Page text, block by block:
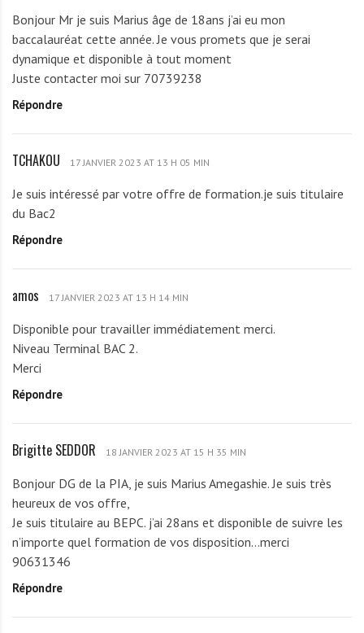
.
A
m
é
R
O
U
Z
I
a
i
u
s
Bonjour Mr je suis Marius âge de 18ans j’ai eu mon
baccalauréat cette année. Je vous promets que je serai
dynamique et disponible à tout moment
Juste contacter moi sur 70739238
Répondre
T
H
A
K
TCHAKOU 17 JANVIER 2023 AT 13 H 05 MIN
Je suis intéressé par votre offre de formation.je suis titulaire
du Bac2
Répondre
a
o
s
amos 17 JANVIER 2023 AT 13 H 14 MIN
Disponible pour travailler immédiatement merci.
Niveau Terminal BAC 2.
Merci
Répondre
B
i
g
i
t
t
e
Brigitte SEDDOR 18 JANVIER 2023 AT 15 H 35 MIN
Bonjour DG de la PIA, je suis Marius Amegashie. Je suis très
heureux de vos offre,
Je suis titulaire au BEPC. j’ai 28ans et disponible de suivre les
n’importe quel formation de vos disposition…merci
90631346
Répondre